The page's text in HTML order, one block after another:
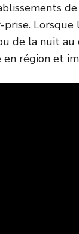
Lorsque
de la nuit
en région et